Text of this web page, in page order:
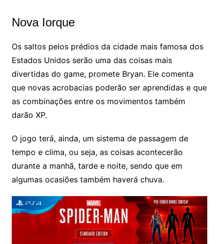
Nova Iorque
Os saltos pelos prédios da cidade mais famosa dos
Estados Unidos serão uma das coisas mais
divertidas do game, promete Bryan. Ele comenta
que novas acrobacias poderão ser aprendidas e que
as combinações entre os movimentos também
darão XP.
O jogo terá, ainda, um sistema de passagem de
tempo e clima, ou seja, as coisas acontecerão
durante a manhã, tarde e noite, sendo que em
algumas ocasiões também haverá chuva.